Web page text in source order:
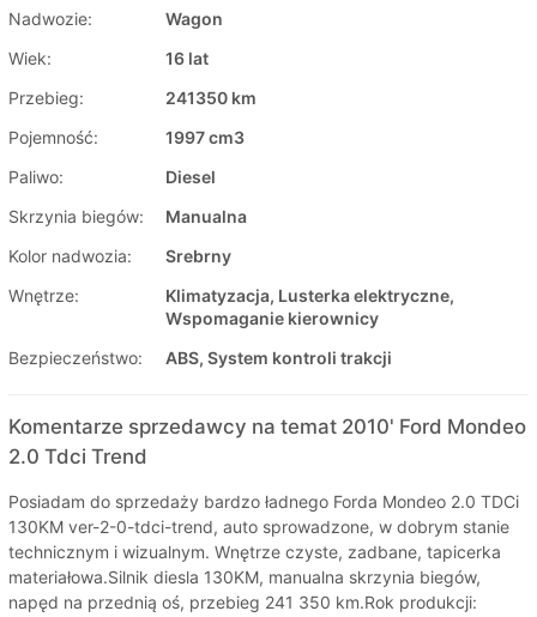
Nadwozie:
Wagon
Wiek:
16 lat
Przebieg:
241350 km
Pojemność:
1997 cm3
Paliwo:
Diesel
Skrzynia biegów:
Manualna
Kolor nadwozia:
Srebrny
Wnętrze:
Klimatyzacja, Lusterka elektryczne,
Wspomaganie kierownicy
Bezpieczeństwo:
ABS, System kontroli trakcji
Komentarze sprzedawcy na temat 2010' Ford Mondeo
2.0 Tdci Trend
Posiadam do sprzedaży bardzo ładnego Forda Mondeo 2.0 TDCi
130KM ver-2-0-tdci-trend, auto sprowadzone, w dobrym stanie
technicznym i wizualnym. Wnętrze czyste, zadbane, tapicerka
materiałowa.Silnik diesla 130KM, manualna skrzynia biegów,
napęd na przednią oś, przebieg 241 350 km.Rok produkcji: